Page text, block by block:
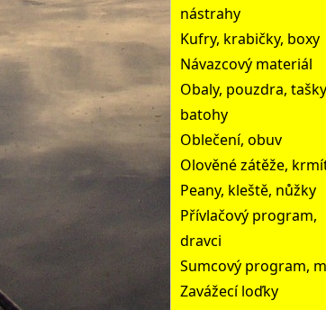
nástrahy
Kufry, krabičky, boxy
Návazcový materiál
Obaly, pouzdra,
batohy
Oblečení, obuv
Olověné zátěže,
Peany, kleště, nůžky
Přívlačový program,
dravci
Sumcový program,
Zavážecí loďky